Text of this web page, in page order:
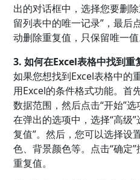
出的对话框中，选择您要删
留列表中的唯一记录”，最后
动删除重复值，只保留唯一值
3. 如何在Excel表格中找到重
如果您想找到Excel表格中的
用Excel的条件格式功能。首
数据范围，然后点击“开始”选
在弹出的选项中，选择“高级
复值”。然后，您可以选择设
色、背景颜色等。点击“确定
重复值。